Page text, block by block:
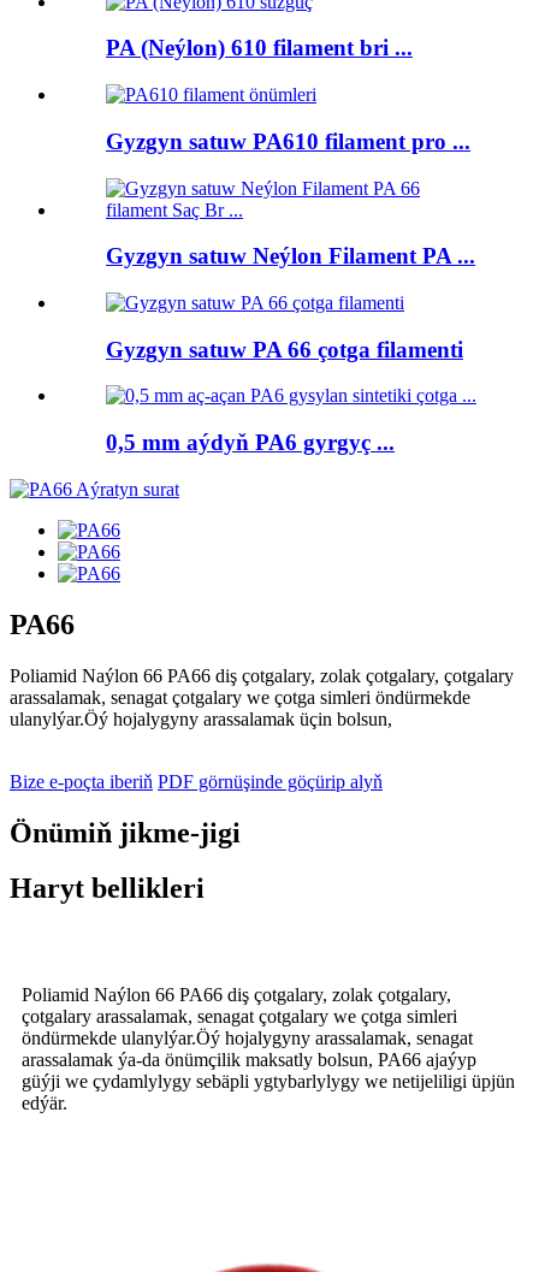
PA (Neýlon) 610 filament bri ...
Gyzgyn satuw PA610 filament pro ...
Gyzgyn satuw Neýlon Filament PA ...
Gyzgyn satuw PA 66 çotga filamenti
0,5 mm aýdyň PA6 gyrgyç ...
PA66
Poliamid Naýlon 66 PA66 diş çotgalary, zolak çotgalary, çotgalary
arassalamak, senagat çotgalary we çotga simleri öndürmekde
ulanylýar.Öý hojalygyny arassalamak üçin bolsun,
Bize e-poçta iberiň PDF görnüşinde göçürip alyň
Önümiň jikme-jigi
Haryt bellikleri
Poliamid Naýlon 66 PA66 diş çotgalary, zolak çotgalary,
çotgalary arassalamak, senagat çotgalary we çotga simleri
öndürmekde ulanylýar.Öý hojalygyny arassalamak, senagat
arassalamak ýa-da önümçilik maksatly bolsun, PA66 ajaýyp
güýji we çydamlylygy sebäpli ygtybarlylygy we netijeliligi üpjün
edýär.